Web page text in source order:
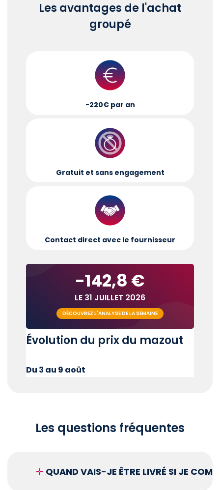
Les avantages de l'achat
groupé
-220€ par an
Gratuit et sans engagement
Contact direct avec le fournisseur
-142,8 €
LE 31 JUILLET 2026
DÉCOUVREZ L'ANALYSE DE LA SEMAINE
Évolution du prix du mazout
Du 3 au 9 août
Les questions fréquentes
✛ QUAND VAIS-JE ÊTRE LIVRÉ SI JE